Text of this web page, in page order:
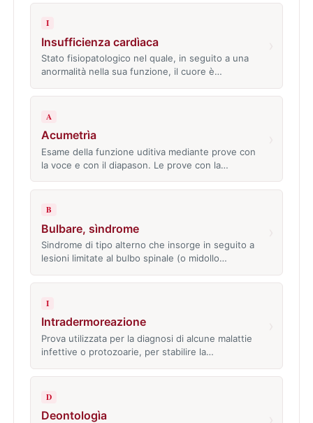
I
Insufficienza cardìaca
Stato fisiopatologico nel quale, in seguito a una
anormalità nella sua funzione, il cuore è…
A
Acumetrìa
Esame della funzione uditiva mediante prove con
la voce e con il diapason. Le prove con la…
B
Bulbare, sìndrome
Sindrome di tipo alterno che insorge in seguito a
lesioni limitate al bulbo spinale (o midollo…
I
Intradermoreazione
Prova utilizzata per la diagnosi di alcune malattie
infettive o protozoarie, per stabilire la…
D
Deontologìa